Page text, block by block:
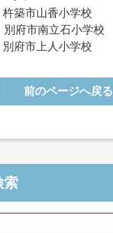
築市山香小学校
府市南立石小学校
府市上人小学校
前のページへ戻る
索